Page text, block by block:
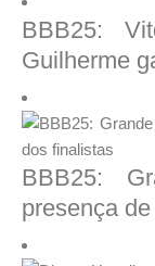
BBB25:
Guilherme
BBB25:
presença